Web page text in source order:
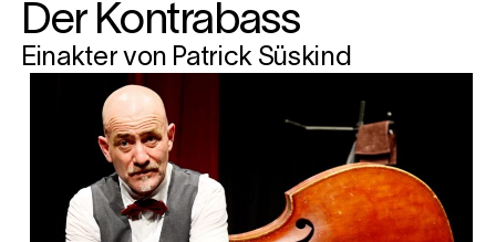
Der Kontrabass
Einakter von Patrick Süskind